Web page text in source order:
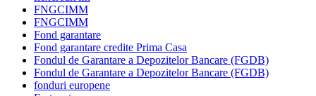
FNGCIMM
FNGCIMM
Fond garantare
Fond garantare credite Prima Casa
Fondul de Garantare a Depozitelor Bancare (FGDB)
Fondul de Garantare a Depozitelor Bancare (FGDB)
fonduri europene